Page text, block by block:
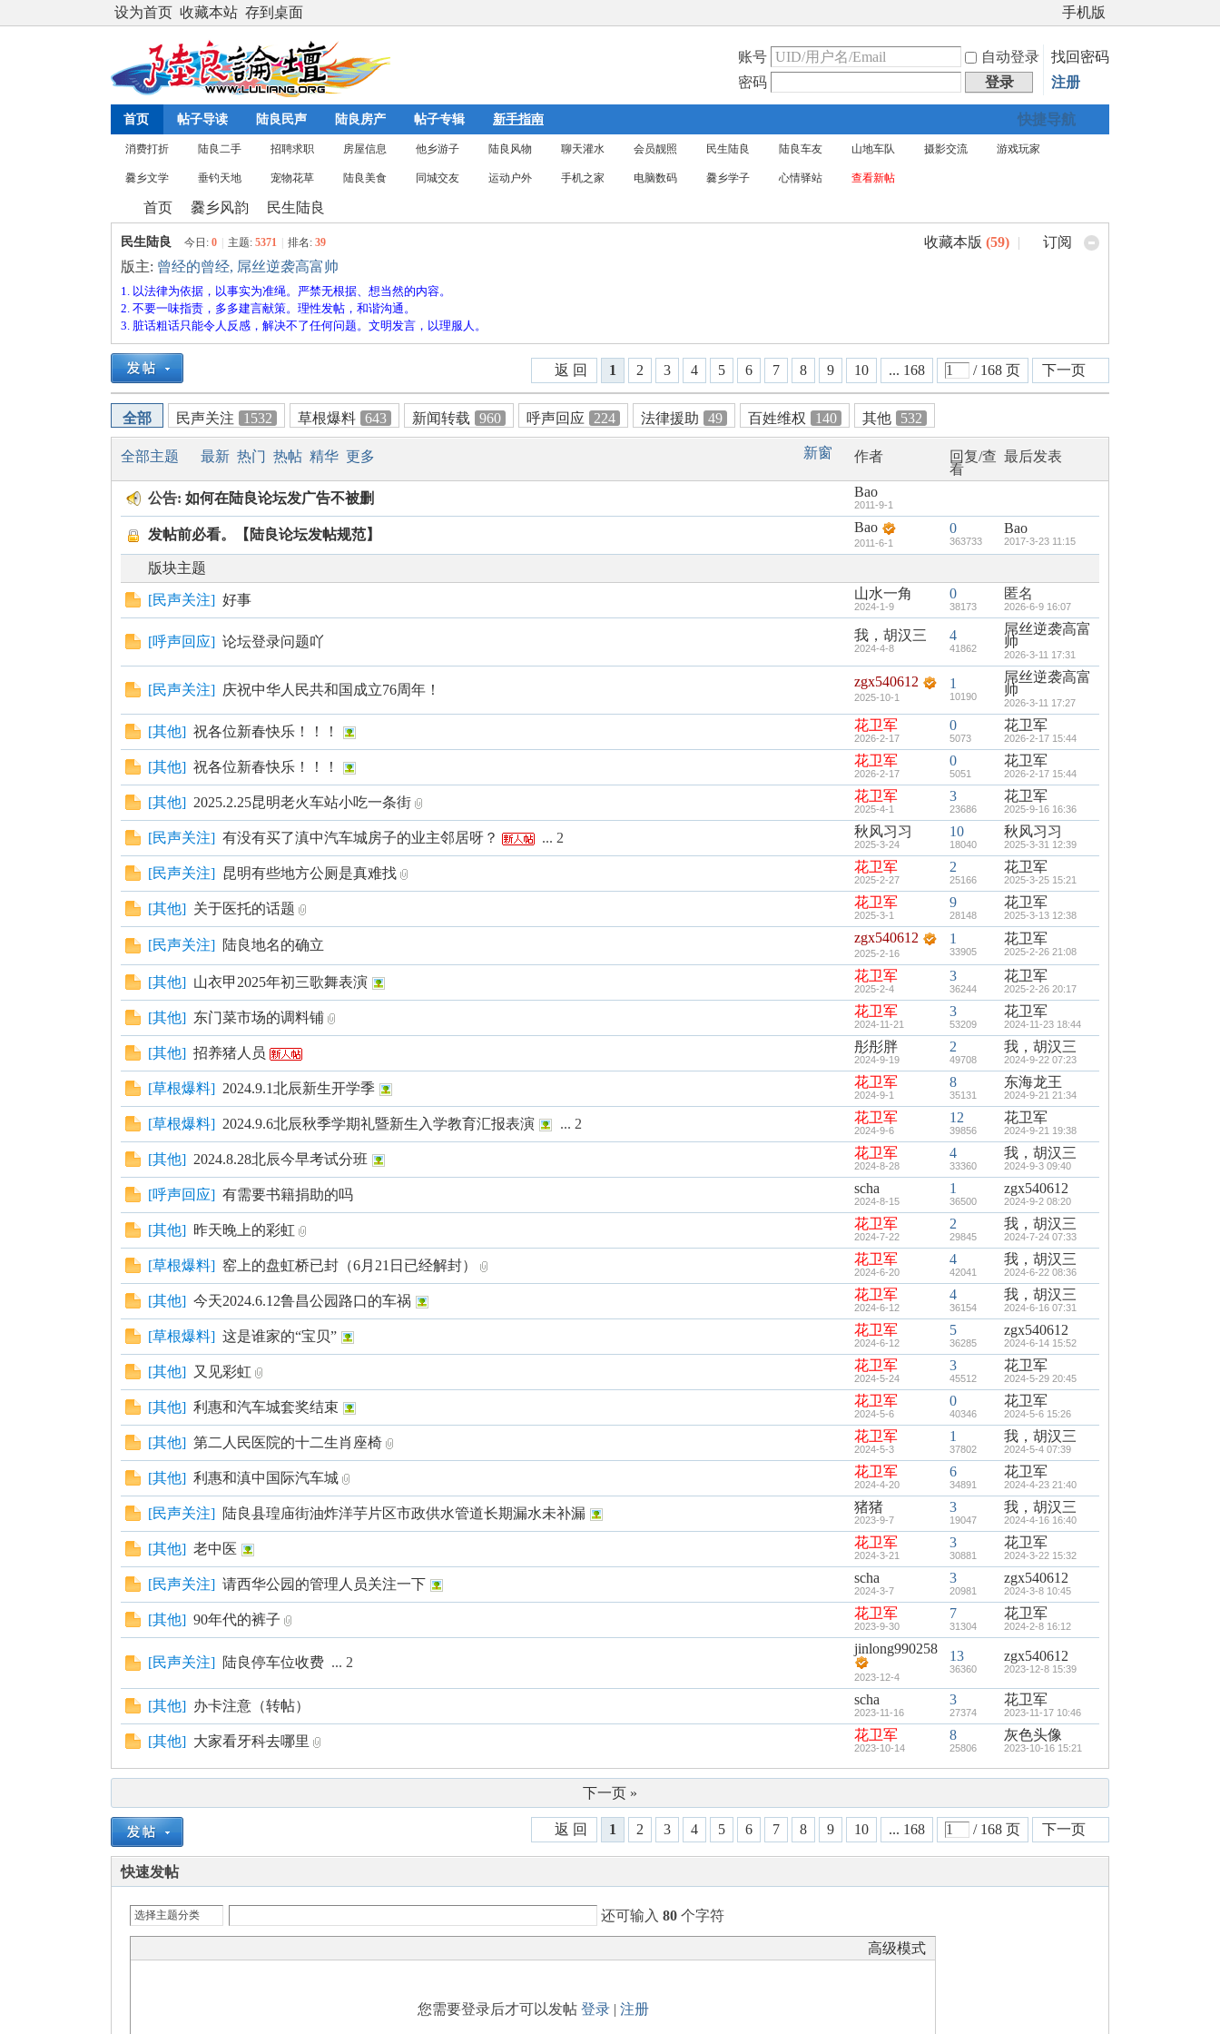
设为首页 收藏本站 存到桌面 手机版
账号 自动登录
找回密码
密码
登录 注册
快捷导航
首页 帖子导读 陆良民声 陆良房产 帖子专辑 新手指南
消费打折 陆良二手 招聘求职 房屋信息 他乡游子 陆良风物 聊天灌水 会员靓照 民生陆良 陆良车友 山地车队 摄影交流 游戏玩家
爨乡文学 垂钓天地 宠物花草 陆良美食 同城交友 运动户外 手机之家 电脑数码 爨乡学子 心情驿站 查看新帖
陆
良
首页
›
爨乡风韵
›
民生陆良
收藏本版 (59) | 订阅
民生陆良 今日: 0 主题: 5371 排名: 39
版主: 曾经的曾经, 屌丝逆袭高富帅
1. 以法律为依据，以事实为准绳。严禁无根据、想当然的内容。
2. 不要一味指责，多多建言献策。理性发帖，和谐沟通。
3. 脏话粗话只能令人反感，解决不了任何问题。文明发言，以理服人。
1 2 3 4 5 6 7 8 9 10 ... 168 / 168 页 下一页
返 回
全部 民声关注 1532 草根爆料 643 新闻转载 960 呼声回应 224 法律援助 49 百姓维权 140 其他 532
新窗
全部主题 最新 热门 热帖 精华 更多 作者
回复/查
看
最后发表
公告: 如何在陆良论坛发广告不被删 Bao
2011-9-1
发帖前必看。【陆良论坛发帖规范】 Bao
2011-6-1
0
363733
Bao
2017-3-23 11:15
版块主题
[民声关注] 好事 山水一角
2024-1-9
0
38173
匿名
2026-6-9 16:07
[呼声回应] 论坛登录问题吖 我，胡汉三
2024-4-8
4
41862
屌丝逆袭高富
帅
2026-3-11 17:31
[民声关注] 庆祝中华人民共和国成立76周年！
zgx540612
2025-10-1
1
10190
屌丝逆袭高富
帅
2026-3-11 17:27
[其他] 祝各位新春快乐！！！ 花卫军
2026-2-17
0
5073
花卫军
2026-2-17 15:44
[其他] 祝各位新春快乐！！！ 花卫军
2026-2-17
0
5051
花卫军
2026-2-17 15:44
[其他] 2025.2.25昆明老火车站小吃一条街 花卫军
2025-4-1
3
23686
花卫军
2025-9-16 16:36
[民声关注] 有没有买了滇中汽车城房子的业主邻居呀？ ... 2 秋风习习
2025-3-24
10
18040
秋风习习
2025-3-31 12:39
[民声关注] 昆明有些地方公厕是真难找 花卫军
2025-2-27
2
25166
花卫军
2025-3-25 15:21
[其他] 关于医托的话题 花卫军
2025-3-1
9
28148
花卫军
2025-3-13 12:38
[民声关注] 陆良地名的确立 zgx540612
2025-2-16
1
33905
花卫军
2025-2-26 21:08
[其他] 山衣甲2025年初三歌舞表演 花卫军
2025-2-4
3
36244
花卫军
2025-2-26 20:17
[其他] 东门菜市场的调料铺 花卫军
2024-11-21
3
53209
花卫军
2024-11-23 18:44
[其他] 招养猪人员 彤彤胖
2024-9-19
2
49708
我，胡汉三
2024-9-22 07:23
[草根爆料] 2024.9.1北辰新生开学季 花卫军
2024-9-1
8
35131
东海龙王
2024-9-21 21:34
[草根爆料] 2024.9.6北辰秋季学期礼暨新生入学教育汇报表演 ... 2 花卫军
2024-9-6
12
39856
花卫军
2024-9-21 19:38
[其他] 2024.8.28北辰今早考试分班 花卫军
2024-8-28
4
33360
我，胡汉三
2024-9-3 09:40
[呼声回应] 有需要书籍捐助的吗 scha
2024-8-15
1
36500
zgx540612
2024-9-2 08:20
[其他] 昨天晚上的彩虹 花卫军
2024-7-22
2
29845
我，胡汉三
2024-7-24 07:33
[草根爆料] 窑上的盘虹桥已封（6月21日已经解封） 花卫军
2024-6-20
4
42041
我，胡汉三
2024-6-22 08:36
[其他] 今天2024.6.12鲁昌公园路口的车祸 花卫军
2024-6-12
4
36154
我，胡汉三
2024-6-16 07:31
[草根爆料] 这是谁家的“宝贝” 花卫军
2024-6-12
5
36285
zgx540612
2024-6-14 15:52
[其他] 又见彩虹 花卫军
2024-5-24
3
45512
花卫军
2024-5-29 20:45
[其他] 利惠和汽车城套奖结束 花卫军
2024-5-6
0
40346
花卫军
2024-5-6 15:26
[其他] 第二人民医院的十二生肖座椅 花卫军
2024-5-3
1
37802
我，胡汉三
2024-5-4 07:39
[其他] 利惠和滇中国际汽车城 花卫军
2024-4-20
6
34891
花卫军
2024-4-23 21:40
[民声关注] 陆良县瑝庙街油炸洋芋片区市政供水管道长期漏水未补漏 猪猪
2023-9-7
3
19047
我，胡汉三
2024-4-16 16:40
[其他] 老中医 花卫军
2024-3-21
3
30881
花卫军
2024-3-22 15:32
[民声关注] 请西华公园的管理人员关注一下 scha
2024-3-7
3
20981
zgx540612
2024-3-8 10:45
[其他] 90年代的裤子 花卫军
2023-9-30
7
31304
花卫军
2024-2-8 16:12
[民声关注] 陆良停车位收费 ... 2
jinlong990258
2023-12-4
13
36360
zgx540612
2023-12-8 15:39
[其他] 办卡注意（转帖） scha
2023-11-16
3
27374
花卫军
2023-11-17 10:46
[其他] 大家看牙科去哪里 花卫军
2023-10-14
8
25806
灰色头像
2023-10-16 15:21
下一页 »
1 2 3 4 5 6 7 8 9 10 ... 168 / 168 页 下一页
返 回
快速发帖
选择主题分类 还可输入 80 个字符
高级模式
您需要登录后才可以发帖 登录| 注册